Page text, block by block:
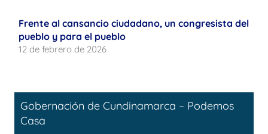
Frente al cansancio ciudadano, un congresista del
pueblo y para el pueblo
12 de febrero de 2026
Gobernación de Cundinamarca – Podemos
Casa